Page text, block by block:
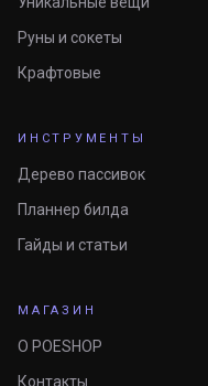
Руны и сокеты
Крафтовые
ИНСТРУМЕНТЫ
Дерево пассивок
Планнер билда
Гайды и статьи
МАГАЗИН
О POESHOP
Контакты